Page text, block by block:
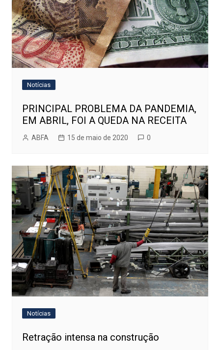
Notícias
PRINCIPAL PROBLEMA DA PANDEMIA,
EM ABRIL, FOI A QUEDA NA RECEITA
ABFA 15 de maio de 2020 0
Notícias
Retração intensa na construção